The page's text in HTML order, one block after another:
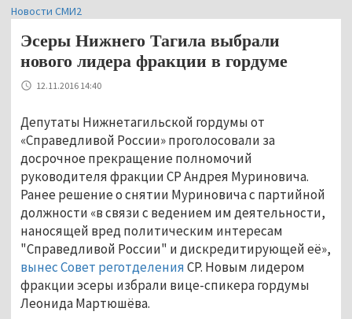
Новости СМИ2
Эсеры Нижнего Тагила выбрали
нового лидера фракции в гордуме
12.11.2016 14:40
Депутаты Нижнетагильской гордумы от
«Справедливой России» проголосовали за
досрочное прекращение полномочий
руководителя фракции СР Андрея Муриновича.
Ранее решение о снятии Муриновича с партийной
должности «в связи с ведением им деятельности,
наносящей вред политическим интересам
"Справедливой России" и дискредитирующей её»,
вынес Совет реготделенияСР. Новым лидером
фракции эсеры избрали вице-спикера гордумы
Леонида Мартюшёва.